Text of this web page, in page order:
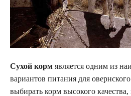
Сухой корм является одним из
вариантов питания для
выбирать корм высокого